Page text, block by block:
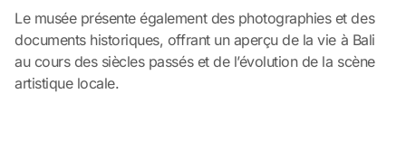
Le musée présente également des photographies et des
documents historiques, offrant un aperçu de la vie à Bali
au cours des siècles passés et de l’évolution de la scène
artistique locale.